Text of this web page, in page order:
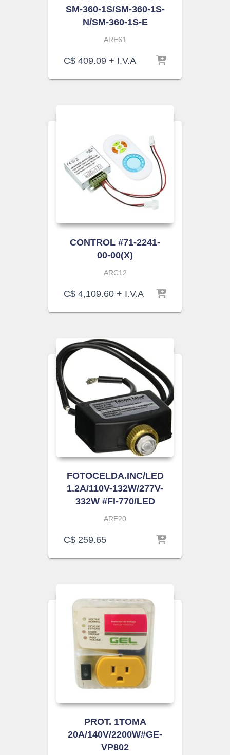
SM-360-1S/SM-360-1S-
N/SM-360-1S-E
ARE61
C$ 409.09 + I.V.A
CONTROL #71-2241-
00-00(X)
ARC12
C$ 4,109.60 + I.V.A
FOTOCELDA.INC/LED
1.2A/110V-132W/277V-
332W #FI-770/LED
ARE20
C$ 259.65
PROT. 1TOMA
20A/140V/2200W#GE-
VP802